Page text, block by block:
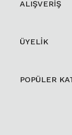
ALIŞVERİŞ
ÜYELİK
POPÜLER